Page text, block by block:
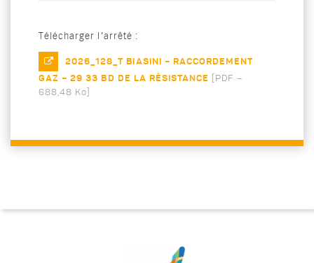
Télécharger l’arrêté :
2026_128_T BIASINI – RACCORDEMENT
GAZ – 29 33 BD DE LA RÉSISTANCE
PDF –
688,48 Ko